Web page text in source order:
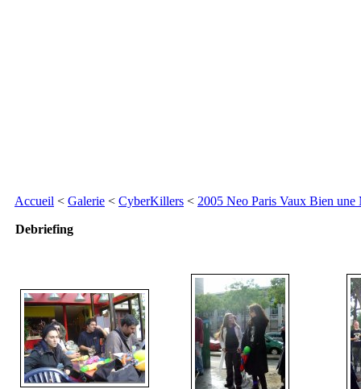
Accueil < Galerie < CyberKillers < 2005 Neo Paris Vaux Bien une
Debriefing